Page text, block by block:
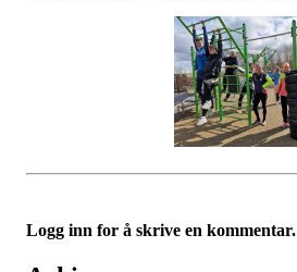
Logg inn for å skrive en kommentar.